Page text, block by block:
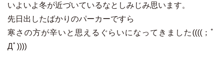
いよいよ冬が近づいているなとしみじみ思います。
先日出したばかりのパーカーですら
寒さの方が辛いと思えるぐらいになってきました((((；ﾟ
Дﾟ))))